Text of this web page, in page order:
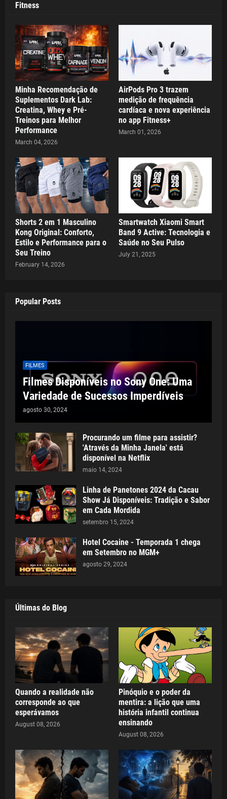
Fitness
Minha Recomendação de
Suplementos Dark Lab:
Creatina, Whey e Pré-
Treinos para Melhor
Performance
March 04, 2026
AirPods Pro 3 trazem
medição de frequência
cardíaca e nova experiência
no app Fitness+
March 01, 2026
Shorts 2 em 1 Masculino
Kong Original: Conforto,
Estilo e Performance para o
Seu Treino
February 14, 2026
Smartwatch Xiaomi Smart
Band 9 Active: Tecnologia e
Saúde no Seu Pulso
July 21, 2025
Popular Posts
FILMES
Filmes Disponíveis no Sony One: Uma
Variedade de Sucessos Imperdíveis
agosto 30, 2024
Procurando um filme para assistir?
'Através da Minha Janela' está
disponível na Netflix
maio 14, 2024
Linha de Panetones 2024 da Cacau
Show Já Disponíveis: Tradição e Sabor
em Cada Mordida
setembro 15, 2024
Hotel Cocaine - Temporada 1 chega
em Setembro no MGM+
agosto 29, 2024
Últimas do Blog
Quando a realidade não
corresponde ao que
esperávamos
August 08, 2026
Pinóquio e o poder da
mentira: a lição que uma
história infantil continua
ensinando
August 08, 2026